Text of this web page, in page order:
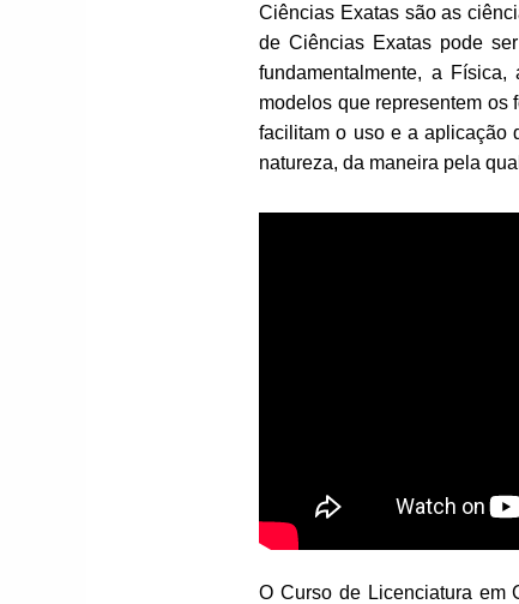
Ciências Exatas são as
de Ciências Exatas pode
fundamentalmente, a
modelos que representem os
facilitam o uso e a aplicação
natureza, da maneira pela
O Curso de Licenciatura em